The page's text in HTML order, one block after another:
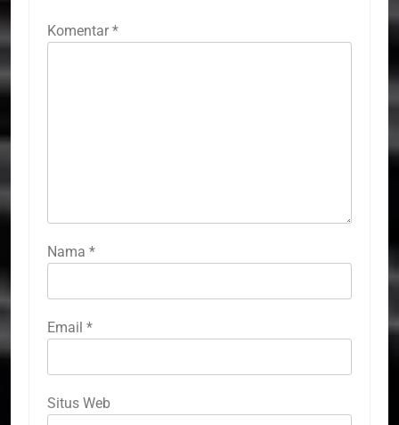
Komentar *
Nama *
Email *
Situs Web